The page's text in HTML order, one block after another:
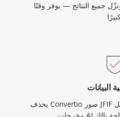
جميع النتائج — يوفر وقتًا
يحذف Convertio صور JFIF المرفوعة بعد المعالجة ويزيل